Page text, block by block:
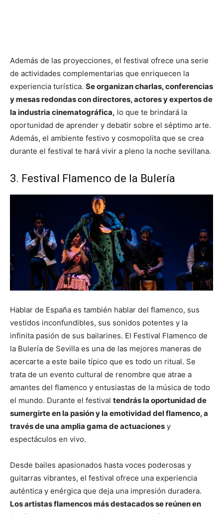
Además de las proyecciones, el festival ofrece una serie
de actividades complementarias que enriquecen la
experiencia turística. Se organizan charlas, conferencias
y mesas redondas con directores, actores y expertos de
la industria cinematográfica, lo que te brindará la
oportunidad de aprender y debatir sobre el séptimo arte.
Además, el ambiente festivo y cosmopolita que se crea
durante el festival te hará vivir a pleno la noche sevillana.
3. Festival Flamenco de la Bulería
Hablar de España es también hablar del flamenco, sus
vestidos inconfundibles, sus sonidos potentes y la
infinita pasión de sus bailarines. El Festival Flamenco de
la Bulería de Sevilla es una de las mejores maneras de
acercarte a este baile típico que es todo un ritual. Se
trata de un evento cultural de renombre que atrae a
amantes del flamenco y entusiastas de la música de todo
el mundo. Durante el festival tendrás la oportunidad de
sumergirte en la pasión y la emotividad del flamenco, a
través de una amplia gama de actuaciones y
espectáculos en vivo.
Desde bailes apasionados hasta voces poderosas y
guitarras vibrantes, el festival ofrece una experiencia
auténtica y enérgica que deja una impresión duradera.
Los artistas flamencos más destacados se reúnen en